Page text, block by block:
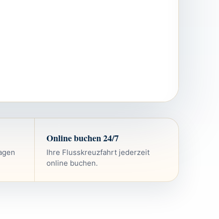
Online buchen 24/7
Ihre Flusskreuzfahrt jederzeit
online buchen.